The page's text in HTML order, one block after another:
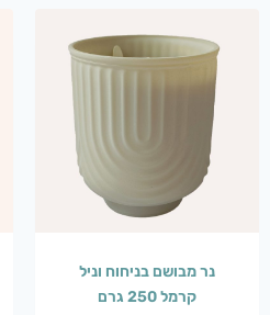
נר מבושם בניחוח וניל
קרמל 250 גרם